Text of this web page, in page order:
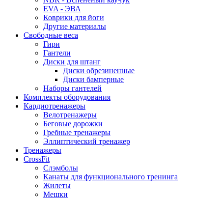
EVA - ЭВА
Коврики для йоги
Другие материалы
Свободные веса
Гири
Гантели
Диски для штанг
Диски обрезиненные
Диски бамперные
Наборы гантелей
Комплекты оборудования
Кардиотренажеры
Велотренажеры
Беговые дорожки
Гребные тренажеры
Эллиптический тренажер
Тренажеры
CrossFit
Слэмболы
Канаты для функционального тренинга
Жилеты
Мешки